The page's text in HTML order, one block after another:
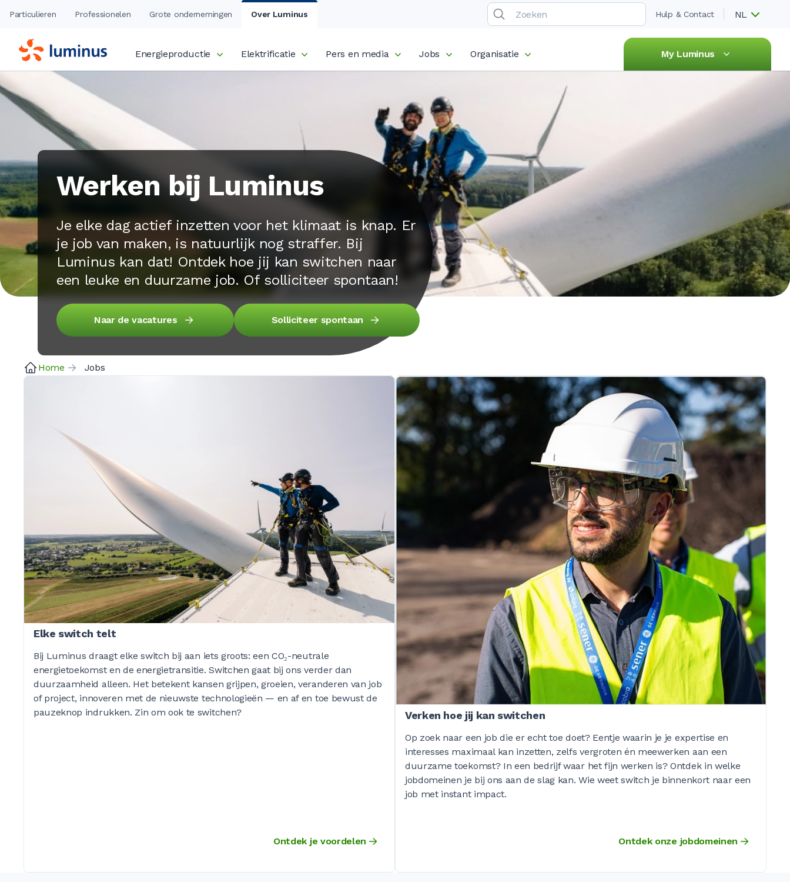
Particulieren Professionelen Grote ondernemingen Over Luminus Hulp & Contact NL
Energieproductie Elektrificatie Pers en media Jobs Organisatie My Luminus
Werken bij Luminus
Je elke dag actief inzetten voor het klimaat is knap. Er
je job van maken, is natuurlijk nog straffer. Bij
Luminus kan dat! Ontdek hoe jij kan switchen naar
een leuke en duurzame job. Of solliciteer spontaan!
Naar de vacatures Solliciteer spontaan
Home Jobs
Elke switch telt
Bij Luminus draagt elke switch bij aan iets groots: een CO₂-neutrale
energietoekomst en de energietransitie. Switchen gaat bij ons verder dan
duurzaamheid alleen. Het betekent kansen grijpen, groeien, veranderen van job
of project, innoveren met de nieuwste technologieën — en af en toe bewust de
pauzeknop indrukken. Zin om ook te switchen?
Ontdek je voordelen
Verken hoe jij kan switchen
Op zoek naar een job die er echt toe doet? Eentje waarin je je expertise en
interesses maximaal kan inzetten, zelfs vergroten én meewerken aan een
duurzame toekomst? In een bedrijf waar het fijn werken is? Ontdek in welke
jobdomeinen je bij ons aan de slag kan. Wie weet switch je binnenkort naar een
job met instant impact.
Ontdek onze jobdomeinen